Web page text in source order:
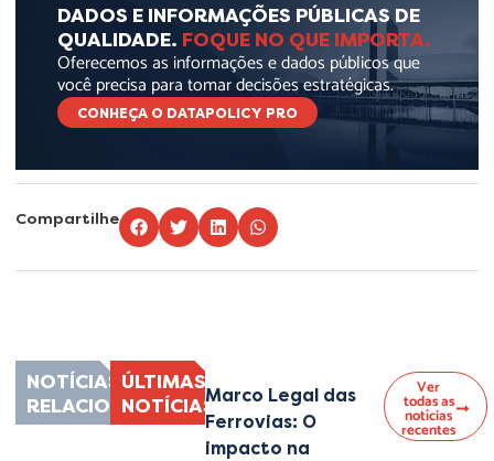
DADOS E INFORMAÇÕES PÚBLICAS DE
QUALIDADE. FOQUE NO QUE IMPORTA.
Oferecemos as informações e dados públicos que
você precisa para tomar decisões estratégicas.
CONHEÇA O DATAPOLICY PRO
Compartilhe
NOTÍCIAS
RELACIONADAS
ÚLTIMAS
NOTÍCIASMarco Legal das
Ferrovias: O
impacto na
Ver
todas as
notícias
recentes